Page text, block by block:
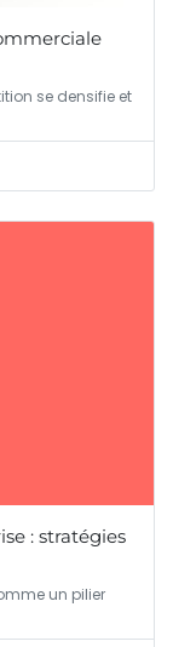
se densifie et
: stratégies
un pilier